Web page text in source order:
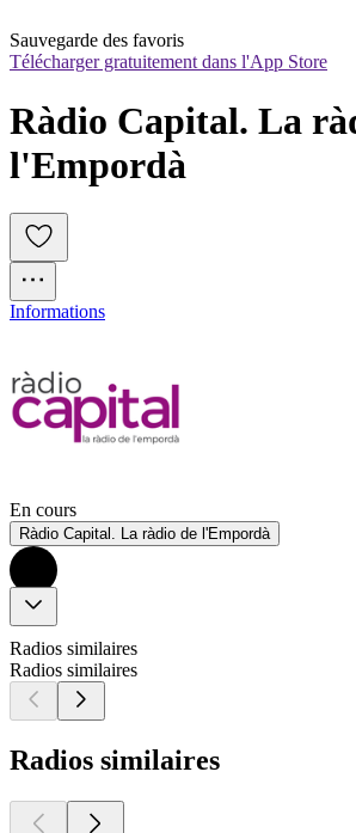
Sauvegarde des favoris
Télécharger gratuitement dans l'App Store
Ràdio Capital. La
l'Empordà
Informations
En cours
Ràdio Capital. La ràdio de l'Empordà
Radios similaires
Radios similaires
Radios similaires